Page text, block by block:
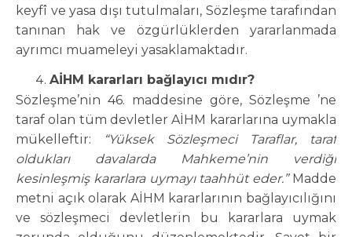
keyfî ve yasa dışı tutulmaları, Sözleşme tarafından
tanınan hak ve özgürlüklerden yararlanmada
ayrımcı muameleyi yasaklamaktadır.
AİHM kararları bağlayıcı mıdır?
Sözleşme’nin 46. maddesine göre, Sözleşme ’ne
taraf olan tüm devletler AİHM kararlarına uymakla
mükelleftir:
“Yüksek Sözleşmeci Taraflar, taraf
oldukları davalarda Mahkeme’nin verdiği
kesinleşmiş kararlara uymayı taahhüt eder.” Madde
metni açık olarak AİHM kararlarının bağlayıcılığını
ve sözleşmeci devletlerin bu kararlara uymak